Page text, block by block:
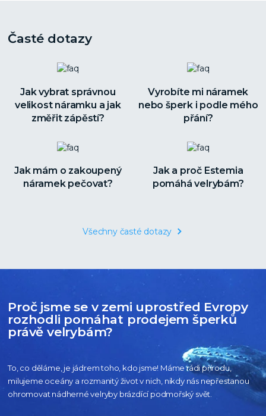
Časté dotazy
Jak vybrat správnou
velikost náramku a jak
změřit zápěstí?
Vyrobíte mi náramek
nebo šperk i podle mého
přání?
Jak mám o zakoupený
náramek pečovat?
Jak a proč Estemia
pomáhá velrybám?
Všechny časté dotazy
Proč jsme se v zemi uprostřed Evropy
rozhodli pomáhat prodejem šperků
právě velrybám?
To, co děláme, je jádrem toho, kdo jsme! Máme rádi přírodu,
milujeme oceány a rozmanitý život v nich, nikdy nás nepřestanou
ohromovat nádherné velryby brázdící podmořský svět.